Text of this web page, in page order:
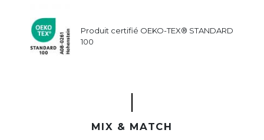
Produit certifié OEKO-TEX® STANDARD
100
MIX & MATCH